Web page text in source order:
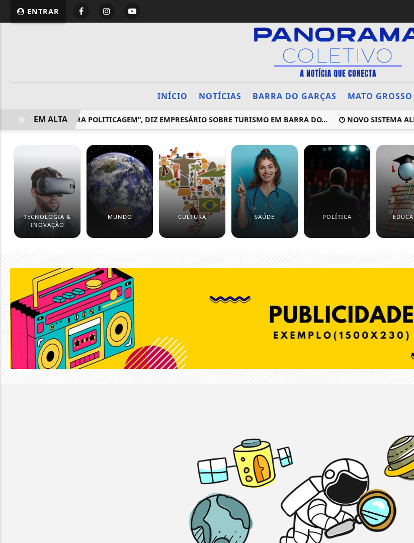
ENTRAR
INÍCIO NOTÍCIAS BARRA DO GARÇAS MATO GROSSO
E SOBRA POLITICAGEM”, DIZ EMPRESÁRIO SOBRE TURISMO EM BARRA DO... NOVO SISTEMA
EM ALTA
TECNOLOGIA &
INOVAÇÃO
MUNDO CULTURA SAÚDE POLÍTICA